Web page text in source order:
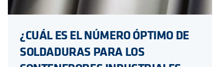
¿CUÁL ES EL NÚMERO ÓPTIMO DE
SOLDADURAS PARA LOS